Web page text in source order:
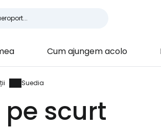
Cum ajungem acolo
Suedia
scurt